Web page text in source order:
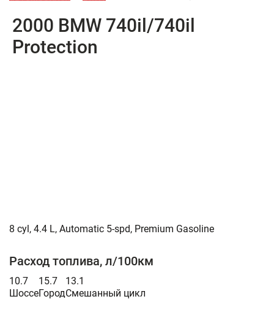
2000 BMW 740il/740il
Protection
8 cyl, 4.4 L, Automatic 5-spd, Premium Gasoline
Расход топлива, л/100км
10.7 15.7
13.1
ШоссеГородСмешанный цикл